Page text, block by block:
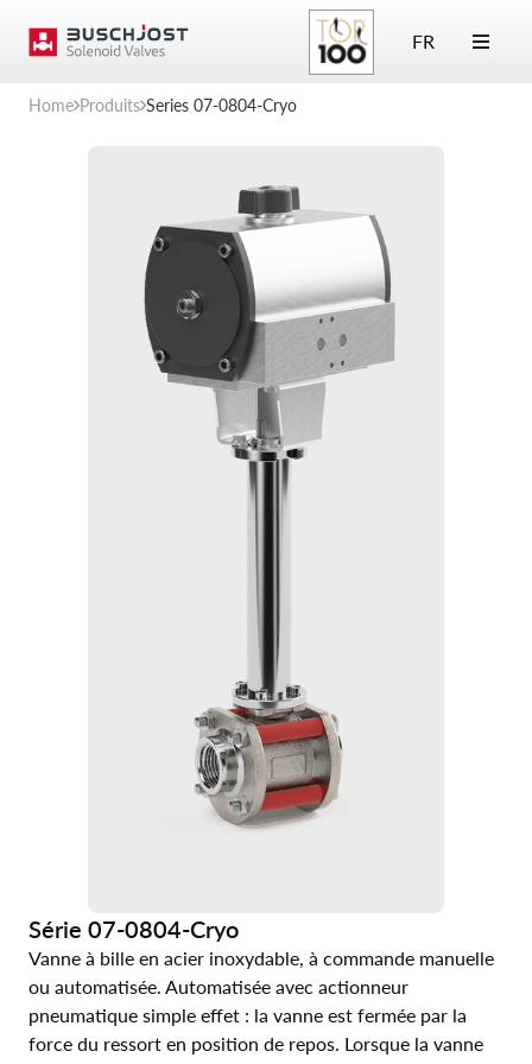
FR
Home Produits Series 07-0804-Cryo
Série 07-0804-Cryo
Vanne à bille en acier inoxydable, à commande manuelle
ou automatisée. Automatisée avec actionneur
pneumatique simple effet : la vanne est fermée par la
force du ressort en position de repos. Lorsque la vanne